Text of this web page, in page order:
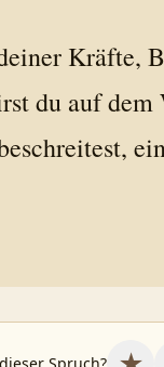
Kräfte,
du auf dem